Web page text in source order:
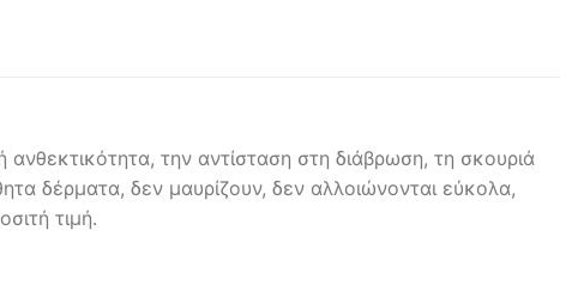
την αντίσταση στη διάβρωση, τη σκουριά
δέρματα, δεν μαυρίζουν, δεν αλλοιώνονται εύκολα,
τιμή.